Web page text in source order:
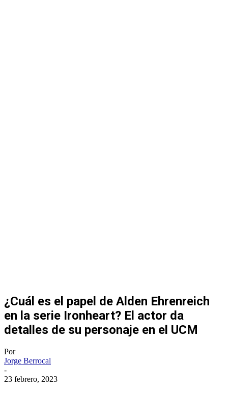
¿Cuál es el papel de Alden Ehrenreich
en la serie Ironheart? El actor da
detalles de su personaje en el UCM
Por
Jorge Berrocal
-
23 febrero, 2023